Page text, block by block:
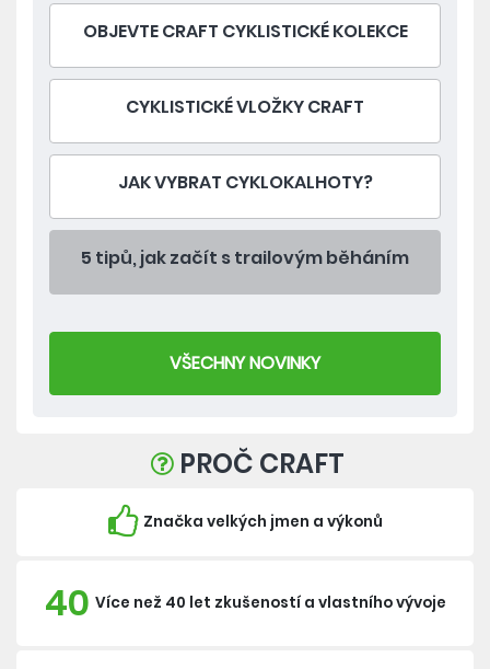
OBJEVTE CRAFT CYKLISTICKÉ KOLEKCE
CYKLISTICKÉ VLOŽKY CRAFT
JAK VYBRAT CYKLOKALHOTY?
5 tipů, jak začít s trailovým běháním
VŠECHNY NOVINKY
PROČ CRAFT
Značka velkých jmen a výkonů
40 Více než 40 let zkušeností a vlastního vývoje